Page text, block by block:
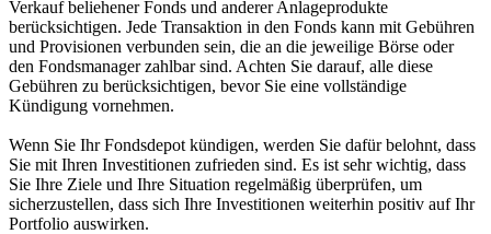
Verkauf beliehener Fonds und anderer Anlageprodukte
berücksichtigen. Jede Transaktion in den Fonds kann mit Gebühren
und Provisionen verbunden sein, die an die jeweilige Börse oder
den Fondsmanager zahlbar sind. Achten Sie darauf, alle diese
Gebühren zu berücksichtigen, bevor Sie eine vollständige
Kündigung vornehmen.
Wenn Sie Ihr Fondsdepot kündigen, werden Sie dafür belohnt, dass
Sie mit Ihren Investitionen zufrieden sind. Es ist sehr wichtig, dass
Sie Ihre Ziele und Ihre Situation regelmäßig überprüfen, um
sicherzustellen, dass sich Ihre Investitionen weiterhin positiv auf Ihr
Portfolio auswirken.